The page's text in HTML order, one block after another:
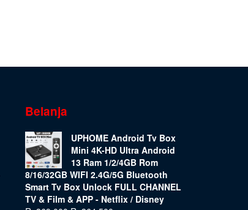
Belanja
UPHOME Android Tv Box
Mini 4K-HD Ultra Android
13 Ram 1/2/4GB Rom
8/16/32GB WIFI 2.4G/5G Bluetooth
Smart Tv Box Unlock FULL CHANNEL
TV & Film & APP - Netflix / Disney